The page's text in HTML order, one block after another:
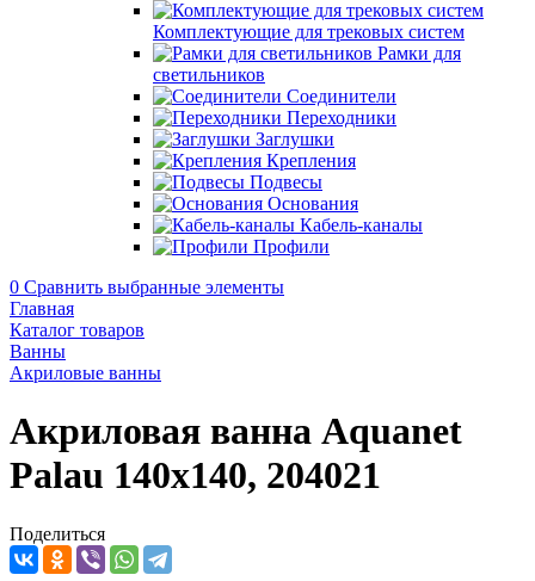
Комплектующие для трековых систем
Рамки для
светильников
Соединители
Переходники
Заглушки
Крепления
Подвесы
Основания
Кабель-каналы
Профили
0 Сравнить выбранные элементы
Главная
Каталог товаров
Ванны
Акриловые ванны
Акриловая ванна Aquanet
Palau 140x140, 204021
Поделиться